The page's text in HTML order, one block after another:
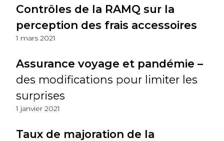
Contrôles de la RAMQ sur la
perception des frais accessoires
1 mars 2021
Assurance voyage et pandémie –
des modifications pour limiter les
surprises
1 janvier 2021
Taux de majoration de la